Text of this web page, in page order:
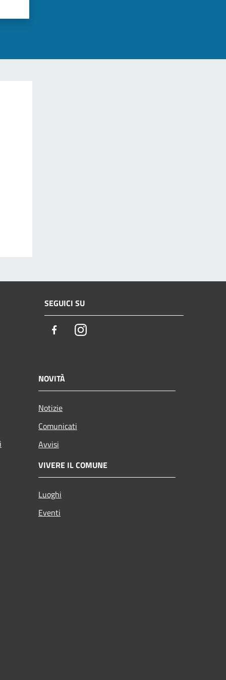
SEGUICI SU
FacebookInstagram
NOVITÀ
Notizie
Comunicati
Avvisi
VIVERE IL COMUNE
Luoghi
Eventi